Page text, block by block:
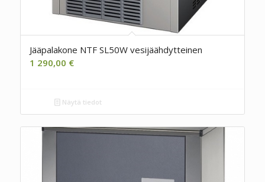
Jääpalakone NTF SL50W vesijäähdytteinen
1 290,00 €
Näytä tiedot